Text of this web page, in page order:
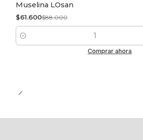
-30% OFF
Muselina LOsan
$61.600$88.000
Cantidad
Comprar ahora